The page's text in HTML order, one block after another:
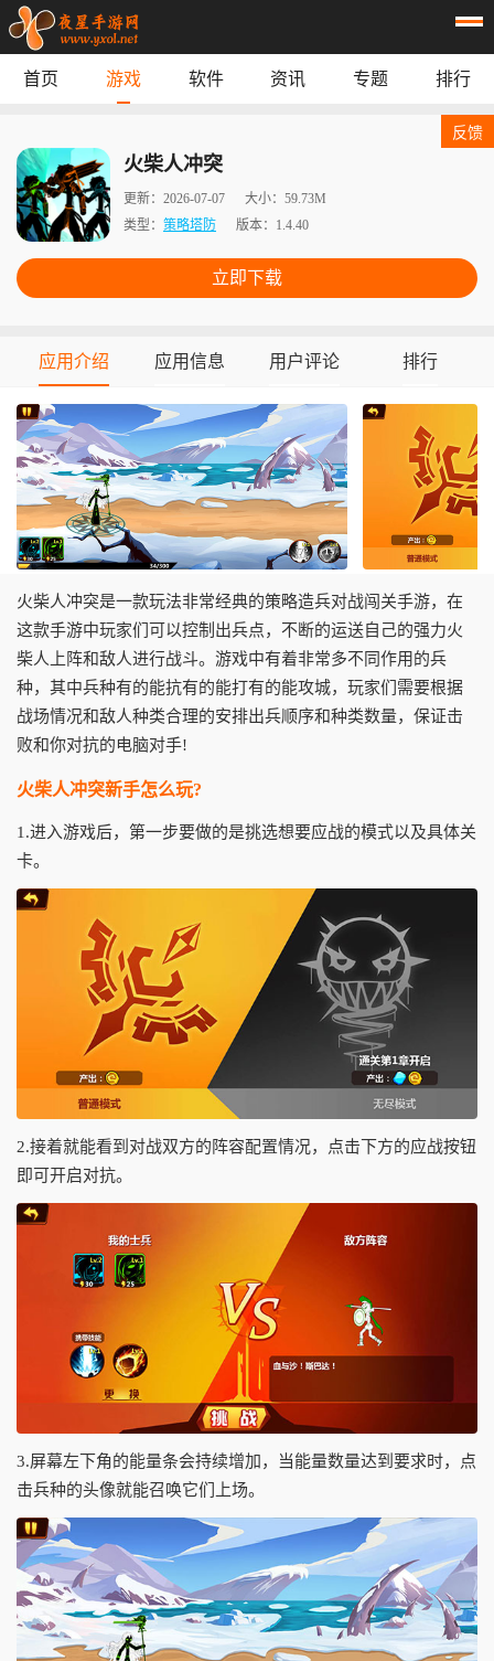
专题 榜单
首页 游戏 软件 资讯 专题 排行
火柴人冲突
更新： 2026-07-07 大小： 59.73M
类型： 策略塔防 版本： 1.4.40
立即下载
反馈
应用介绍 应用信息 用户评论 排行
火柴人冲突是一款玩法非常经典的策略造兵对战闯关手游，在
这款手游中玩家们可以控制出兵点，不断的运送自己的强力火
柴人上阵和敌人进行战斗。游戏中有着非常多不同作用的兵
种，其中兵种有的能抗有的能打有的能攻城，玩家们需要根据
战场情况和敌人种类合理的安排出兵顺序和种类数量，保证击
败和你对抗的电脑对手!
火柴人冲突新手怎么玩?
1.进入游戏后，第一步要做的是挑选想要应战的模式以及具体关
卡。
2.接着就能看到对战双方的阵容配置情况，点击下方的应战按钮
即可开启对抗。
3.屏幕左下角的能量条会持续增加，当能量数量达到要求时，点
击兵种的头像就能召唤它们上场。